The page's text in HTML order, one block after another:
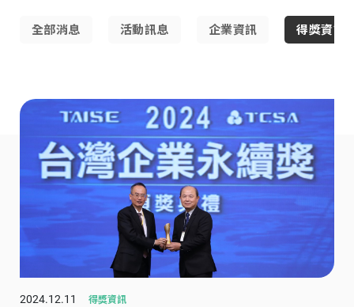
全部消息 活動訊息 企業資訊 得獎資訊
2024.12.11 得獎資訊